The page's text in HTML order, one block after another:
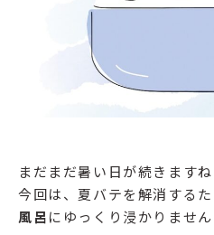
まだまだ暑い日が続きますね
今回は、夏バテを解消する
風呂にゆっくり浸かりませ